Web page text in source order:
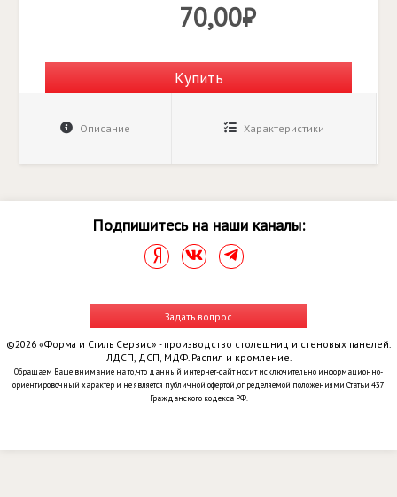
70,00₽
Купить
Описание Характеристики
Подпишитесь на наши каналы:
Задать вопрос
©2026 «Форма и Стиль Сервис» - производство столешниц и стеновых панелей.
ЛДСП, ДСП, МДФ. Распил и кромление.
Обращаем Ваше внимание на то, что данный интернет-сайт носит исключительно информационно-
ориентировочный характер и не является публичной офертой, определяемой положениями Статьи 437
Гражданского кодекса РФ.